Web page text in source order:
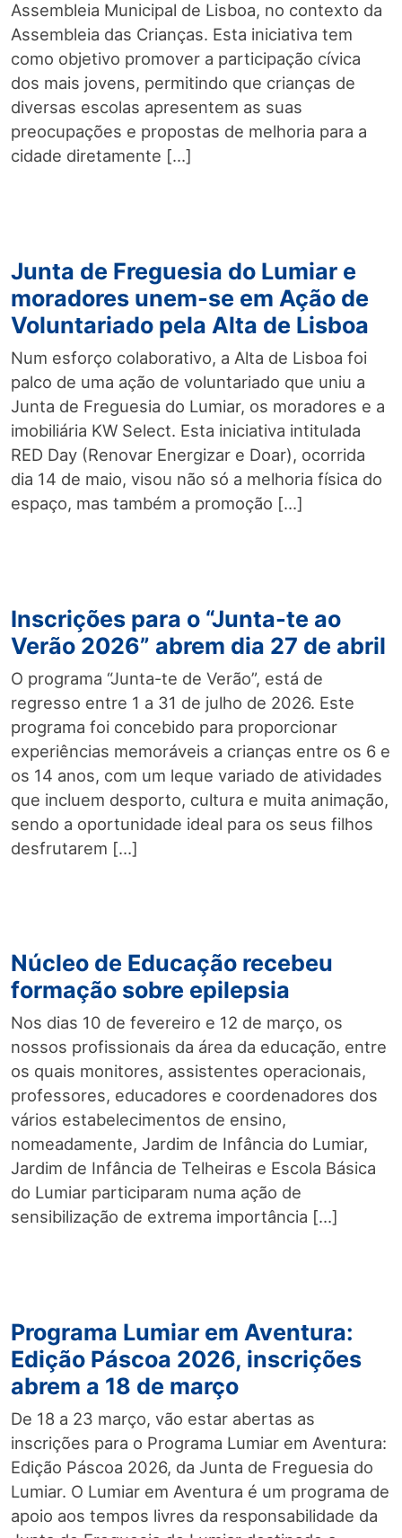
Assembleia Municipal de Lisboa, no contexto da
Assembleia das Crianças. Esta iniciativa tem
como objetivo promover a participação cívica
dos mais jovens, permitindo que crianças de
diversas escolas apresentem as suas
preocupações e propostas de melhoria para a
cidade diretamente […]
Junta de Freguesia do Lumiar e
moradores unem-se em Ação de
Voluntariado pela Alta de Lisboa
Num esforço colaborativo, a Alta de Lisboa foi
palco de uma ação de voluntariado que uniu a
Junta de Freguesia do Lumiar, os moradores e a
imobiliária KW Select. Esta iniciativa intitulada
RED Day (Renovar Energizar e Doar), ocorrida
dia 14 de maio, visou não só a melhoria física do
espaço, mas também a promoção […]
Inscrições para o “Junta-te ao
Verão 2026” abrem dia 27 de abril
O programa “Junta-te de Verão”, está de
regresso entre 1 a 31 de julho de 2026. Este
programa foi concebido para proporcionar
experiências memoráveis a crianças entre os 6 e
os 14 anos, com um leque variado de atividades
que incluem desporto, cultura e muita animação,
sendo a oportunidade ideal para os seus filhos
desfrutarem […]
Núcleo de Educação recebeu
formação sobre epilepsia
Nos dias 10 de fevereiro e 12 de março, os
nossos profissionais da área da educação, entre
os quais monitores, assistentes operacionais,
professores, educadores e coordenadores dos
vários estabelecimentos de ensino,
nomeadamente, Jardim de Infância do Lumiar,
Jardim de Infância de Telheiras e Escola Básica
do Lumiar participaram numa ação de
sensibilização de extrema importância […]
Programa Lumiar em Aventura:
Edição Páscoa 2026, inscrições
abrem a 18 de março
De 18 a 23 março, vão estar abertas as
inscrições para o Programa Lumiar em Aventura:
Edição Páscoa 2026, da Junta de Freguesia do
Lumiar. O Lumiar em Aventura é um programa de
apoio aos tempos livres da responsabilidade da